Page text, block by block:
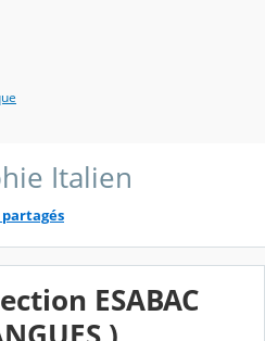
Italien
partagés
ESABAC